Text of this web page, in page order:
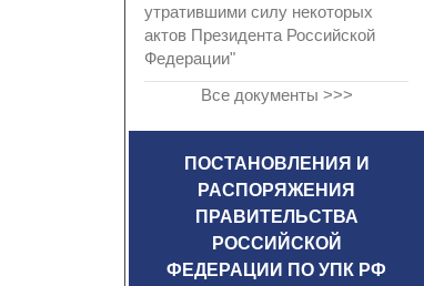
утратившими силу некоторых
актов Президента Российской
Федерации"
Все документы >>>
ПОСТАНОВЛЕНИЯ И
РАСПОРЯЖЕНИЯ
ПРАВИТЕЛЬСТВА
РОССИЙСКОЙ
ФЕДЕРАЦИИ ПО УПК РФ